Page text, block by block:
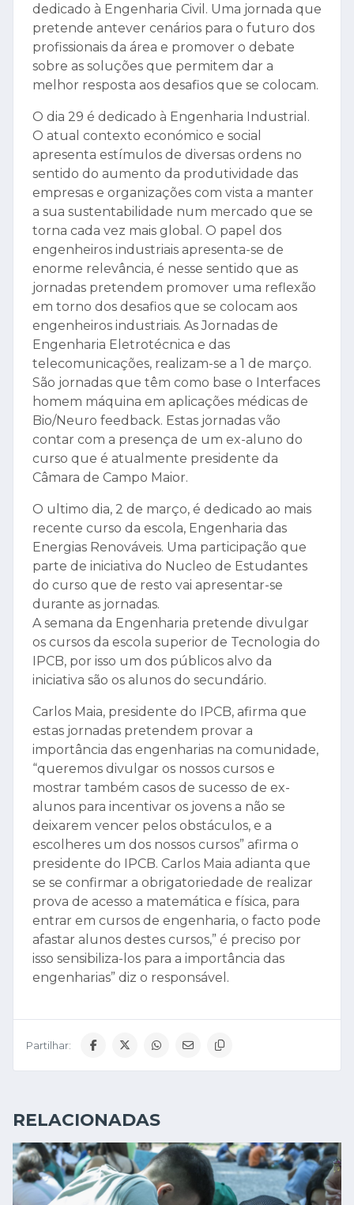
dedicado à Engenharia Civil. Uma jornada que
pretende antever cenários para o futuro dos
profissionais da área e promover o debate
sobre as soluções que permitem dar a
melhor resposta aos desafios que se colocam.
O dia 29 é dedicado à Engenharia Industrial.
O atual contexto económico e social
apresenta estímulos de diversas ordens no
sentido do aumento da produtividade das
empresas e organizações com vista a manter
a sua sustentabilidade num mercado que se
torna cada vez mais global. O papel dos
engenheiros industriais apresenta-se de
enorme relevância, é nesse sentido que as
jornadas pretendem promover uma reflexão
em torno dos desafios que se colocam aos
engenheiros industriais. As Jornadas de
Engenharia Eletrotécnica e das
telecomunicações, realizam-se a 1 de março.
São jornadas que têm como base o Interfaces
homem máquina em aplicações médicas de
Bio/Neuro feedback. Estas jornadas vão
contar com a presença de um ex-aluno do
curso que é atualmente presidente da
Câmara de Campo Maior.
O ultimo dia, 2 de março, é dedicado ao mais
recente curso da escola, Engenharia das
Energias Renováveis. Uma participação que
parte de iniciativa do Nucleo de Estudantes
do curso que de resto vai apresentar-se
durante as jornadas.
A semana da Engenharia pretende divulgar
os cursos da escola superior de Tecnologia do
IPCB, por isso um dos públicos alvo da
iniciativa são os alunos do secundário.
Carlos Maia, presidente do IPCB, afirma que
estas jornadas pretendem provar a
importância das engenharias na comunidade,
“queremos divulgar os nossos cursos e
mostrar também casos de sucesso de ex-
alunos para incentivar os jovens a não se
deixarem vencer pelos obstáculos, e a
escolheres um dos nossos cursos” afirma o
presidente do IPCB. Carlos Maia adianta que
se se confirmar a obrigatoriedade de realizar
prova de acesso a matemática e física, para
entrar em cursos de engenharia, o facto pode
afastar alunos destes cursos,” é preciso por
isso sensibiliza-los para a importância das
engenharias” diz o responsável.
Partilhar:
RELACIONADAS